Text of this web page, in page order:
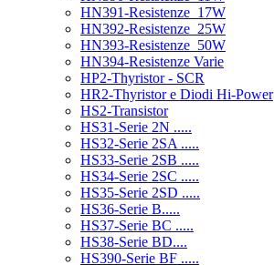
HN391-Resistenze_17W
HN392-Resistenze_25W
HN393-Resistenze_50W
HN394-Resistenze Varie
HP2-Thyristor - SCR
HR2-Thyristor e Diodi Hi-Power
HS2-Transistor
HS31-Serie 2N .....
HS32-Serie 2SA .....
HS33-Serie 2SB .....
HS34-Serie 2SC .....
HS35-Serie 2SD .....
HS36-Serie B.....
HS37-Serie BC .....
HS38-Serie BD....
HS390-Serie BF .....